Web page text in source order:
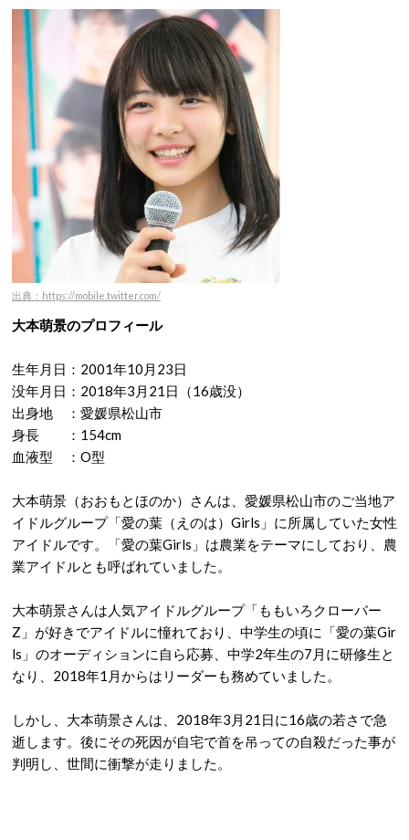
出典：https://mobile.twitter.com/
大本萌景のプロフィール
生年月日：2001年10月23日
没年月日：2018年3月21日（16歳没）
出身地 ：愛媛県松山市
身長 ：154cm
血液型 ：O型
大本萌景（おおもとほのか）さんは、愛媛県松山市のご当地ア
イドルグループ「愛の葉（えのは）Girls」に所属していた女性
アイドルです。「愛の葉Girls」は農業をテーマにしており、農
業アイドルとも呼ばれていました。
大本萌景さんは人気アイドルグループ「ももいろクローバー
Z」が好きでアイドルに憧れており、中学生の頃に「愛の葉Gir
ls」のオーディションに自ら応募、中学2年生の7月に研修生と
なり、2018年1月からはリーダーも務めていました。
しかし、大本萌景さんは、2018年3月21日に16歳の若さで急
逝します。後にその死因が自宅で首を吊っての自殺だった事が
判明し、世間に衝撃が走りました。